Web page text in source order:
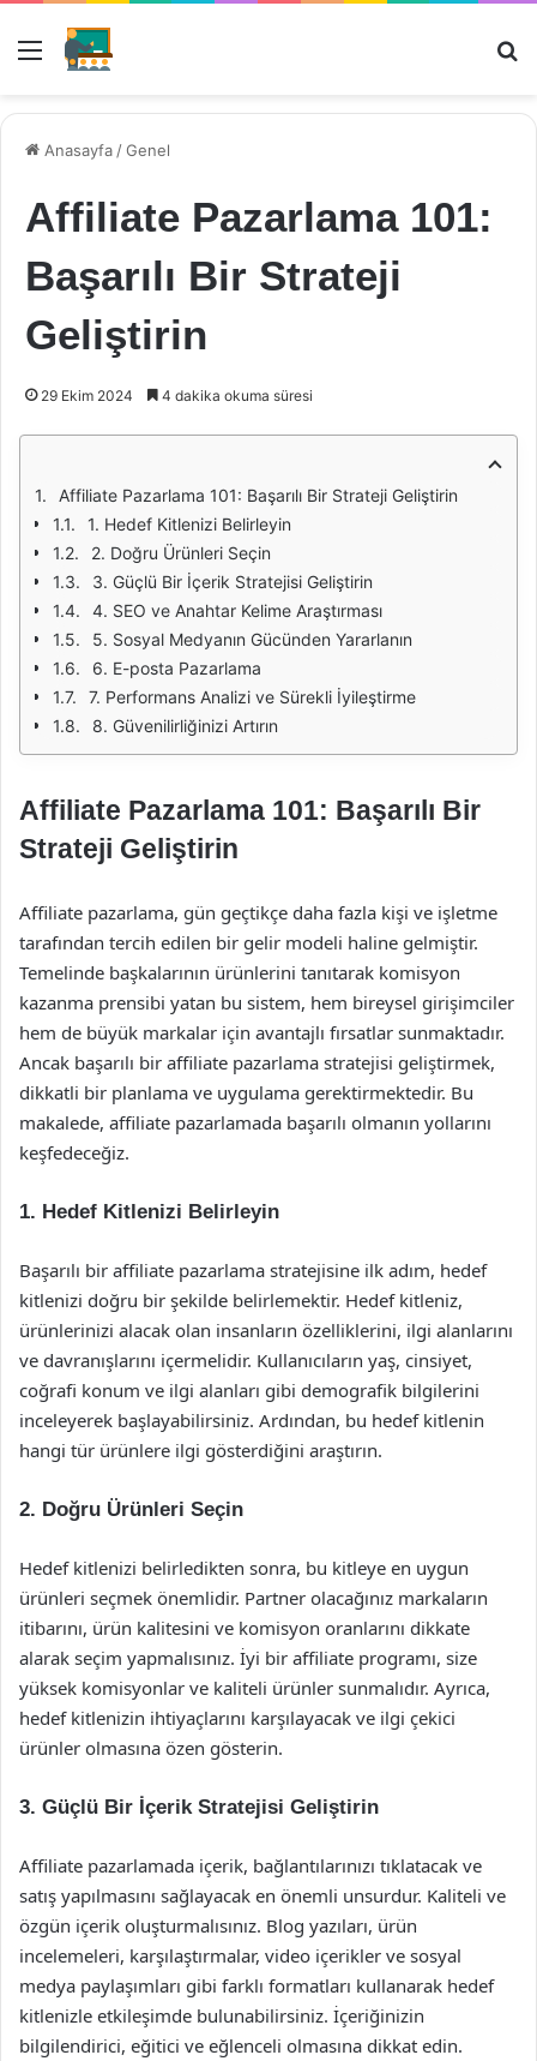
Menü
Anasayfa /Genel
Affiliate Pazarlama 101:
Başarılı Bir Strateji
Geliştirin
29 Ekim 2024 4 dakika okuma süresi
Affiliate Pazarlama 101: Başarılı Bir Strateji Geliştirin
1. Hedef Kitlenizi Belirleyin
2. Doğru Ürünleri Seçin
3. Güçlü Bir İçerik Stratejisi Geliştirin
4. SEO ve Anahtar Kelime Araştırması
5. Sosyal Medyanın Gücünden Yararlanın
6. E-posta Pazarlama
7. Performans Analizi ve Sürekli İyileştirme
8. Güvenilirliğinizi Artırın
Affiliate Pazarlama 101: Başarılı Bir
Strateji Geliştirin
Affiliate pazarlama, gün geçtikçe daha fazla kişi ve işletme
tarafından tercih edilen bir gelir modeli haline gelmiştir.
Temelinde başkalarının ürünlerini tanıtarak komisyon
kazanma prensibi yatan bu sistem, hem bireysel girişimciler
hem de büyük markalar için avantajlı fırsatlar sunmaktadır.
Ancak başarılı bir affiliate pazarlama stratejisi geliştirmek,
dikkatli bir planlama ve uygulama gerektirmektedir. Bu
makalede, affiliate pazarlamada başarılı olmanın yollarını
keşfedeceğiz.
1. Hedef Kitlenizi Belirleyin
Başarılı bir affiliate pazarlama stratejisine ilk adım, hedef
kitlenizi doğru bir şekilde belirlemektir. Hedef kitleniz,
ürünlerinizi alacak olan insanların özelliklerini, ilgi alanlarını
ve davranışlarını içermelidir. Kullanıcıların yaş, cinsiyet,
coğrafi konum ve ilgi alanları gibi demografik bilgilerini
inceleyerek başlayabilirsiniz. Ardından, bu hedef kitlenin
hangi tür ürünlere ilgi gösterdiğini araştırın.
2. Doğru Ürünleri Seçin
Hedef kitlenizi belirledikten sonra, bu kitleye en uygun
ürünleri seçmek önemlidir. Partner olacağınız markaların
itibarını, ürün kalitesini ve komisyon oranlarını dikkate
alarak seçim yapmalısınız. İyi bir affiliate programı, size
yüksek komisyonlar ve kaliteli ürünler sunmalıdır. Ayrıca,
hedef kitlenizin ihtiyaçlarını karşılayacak ve ilgi çekici
ürünler olmasına özen gösterin.
3. Güçlü Bir İçerik Stratejisi Geliştirin
Affiliate pazarlamada içerik, bağlantılarınızı tıklatacak ve
satış yapılmasını sağlayacak en önemli unsurdur. Kaliteli ve
özgün içerik oluşturmalısınız. Blog yazıları, ürün
incelemeleri, karşılaştırmalar, video içerikler ve sosyal
medya paylaşımları gibi farklı formatları kullanarak hedef
kitlenizle etkileşimde bulunabilirsiniz. İçeriğinizin
bilgilendirici, eğitici ve eğlenceli olmasına dikkat edin.